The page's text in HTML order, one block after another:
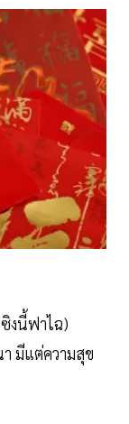
งนี้ฟาไฉ)
มีแต่ความสุข